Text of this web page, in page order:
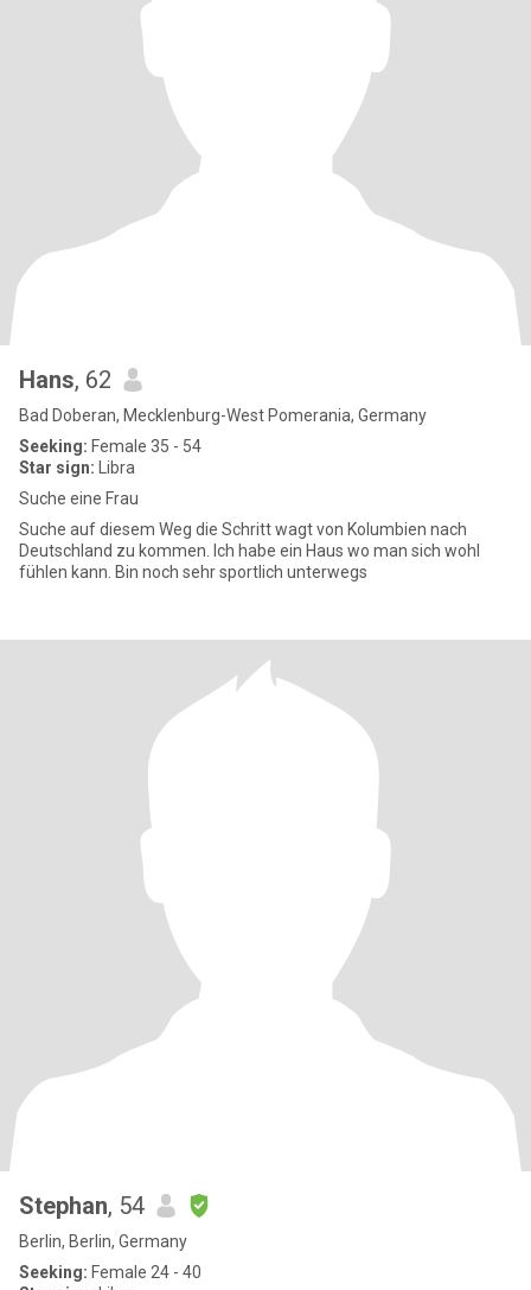
Hans, 62
Bad Doberan, Mecklenburg-West Pomerania, Germany
Seeking: Female 35 - 54
Star sign: Libra
Suche eine Frau
Suche auf diesem Weg die Schritt wagt von Kolumbien nach
Deutschland zu kommen. Ich habe ein Haus wo man sich wohl
fühlen kann. Bin noch sehr sportlich unterwegs
Stephan, 54
Berlin, Berlin, Germany
Seeking: Female 24 - 40